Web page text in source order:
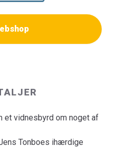
aftryk for eftertiden.
flere af de rum, Jens
og mange flere.
Albertsen, Heine
Tølbøll Blenstrup, Ann-
Faber, Barbara
vidnesbyrd om noget af
Tonboes ihærdige